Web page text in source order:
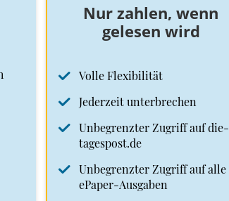
Nur zahlen, wenn
gelesen wird
Volle Flexibilität
Jederzeit unterbrechen
Unbegrenzter Zugriff auf die-
tagespost.de
Unbegrenzter Zugriff auf alle
ePaper-Ausgaben